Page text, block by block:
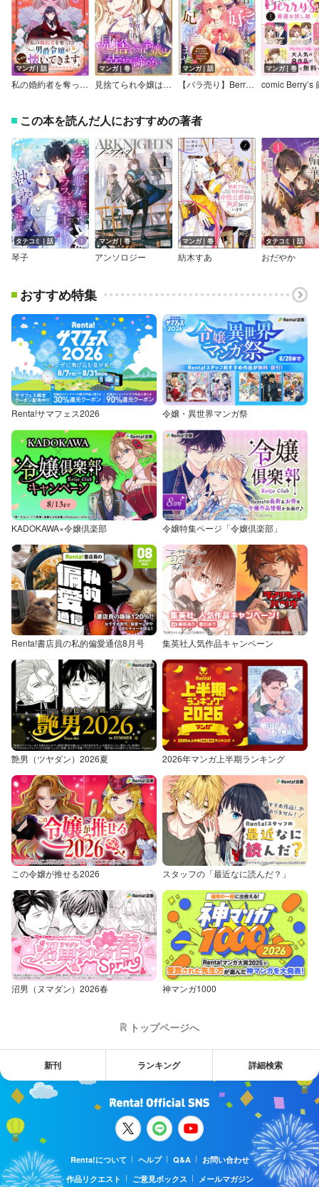
マンガ｜話
私の婚約者を奪った男爵令嬢がなぜか懐いてきます～麗しの令嬢♂のはかりごと～【単話版】
マンガ｜巻
見捨てられ令嬢は幸せを諦めない～全てを奪う妹に復讐します～
マンガ｜話
【バラ売り】Berry’sFantasy結婚前日に「好き」と言った回数が見えるようになったので、王太子妃にはなりません！～私には好きと言ってくれない王太子様になぜか溺愛されているのですが？～
マンガ｜巻
この本を読んだ人におすすめの著者
タテコミ｜話
琴子
マンガ｜巻
アンソロジー
マンガ｜巻
紡木すあ
タテコミ｜話
おだやか
おすすめ特集
Renta!サマフェス2026 令嬢・異世界マンガ祭
KADOKAWA×令嬢倶楽部 令嬢特集ページ「令嬢倶楽部」
Renta!書店員の私的偏愛通信8月号 集英社人気作品キャンペーン
艶男（ツヤダン）2026夏 2026年マンガ上半期ランキング
この令嬢が推せる2026 スタッフの「最近なに読んだ？」
沼男（ヌマダン）2026春 神マンガ1000
トップページへ
新刊 ランキング 詳細検索
Renta!について ヘルプ Q&A
お問い合わせ
作品リクエスト
ご意見ボックス メールマガジン